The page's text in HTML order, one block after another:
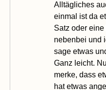
Alltägliches
einmal ist da
Satz oder
nebenbei und
sage etwas
Ganz leicht.
merke, dass
hat etwas